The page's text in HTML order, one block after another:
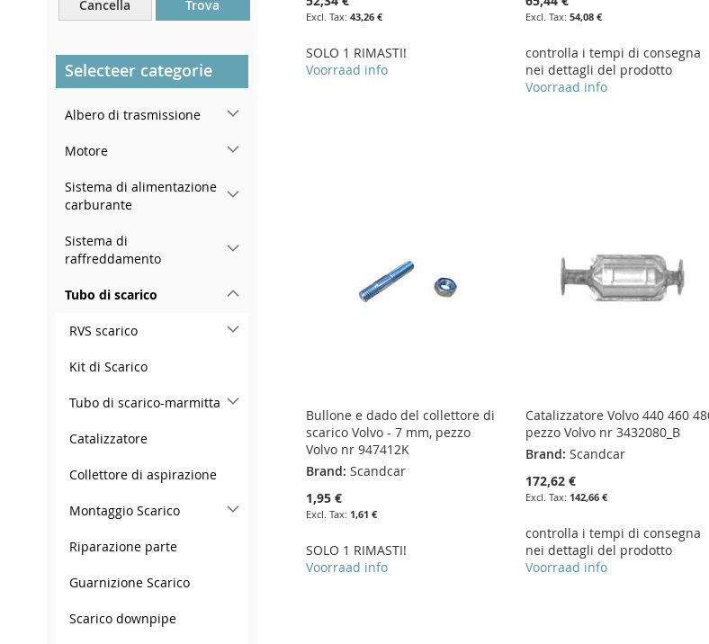
43,26 €
SOLO 1 RIMASTI!
Voorraad info
WISH
TO
54,08 €
controlla i tempi di consegna
nei dettagli del prodotto
Voorraad info
Add to Cart
ADD
TO
WISH
LIST
ADD
TO
COMPARE
TO
LIST
ADD
COMPARE
WISH
TO
Bullone e dado del collettore di
scarico Volvo - 7 mm, pezzo
Volvo nr 947412K
Brand: Scandcar
1,95 €
1,61 €
SOLO 1 RIMASTI!
Voorraad info
Catalizzatore Volvo 440 460
pezzo Volvo nr 3432080_B
Brand: Scandcar
172,62 €
142,66 €
controlla i tempi di consegna
nei dettagli del prodotto
Voorraad info
Add to Cart
ADD
cruscotto
posteriore destra
Cancella Trova
Selecteer categorie
Albero di trasmissione
Motore
Sistema di alimentazione
carburante
Sistema di
raffreddamento
Tubo di scarico
RVS scarico
Kit di Scarico
Tubo di scarico-marmitta
Catalizzatore
Collettore di aspirazione
Montaggio Scarico
Riparazione parte
Guarnizione Scarico
Scarico downpipe